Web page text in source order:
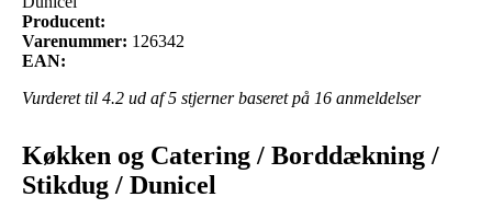
Producent:
Varenummer: 126342
EAN:
Vurderet til 4.2 ud af 5 stjerner baseret på 16 anmeldelser
Køkken og Catering / Borddækning /
Stikdug / Dunicel